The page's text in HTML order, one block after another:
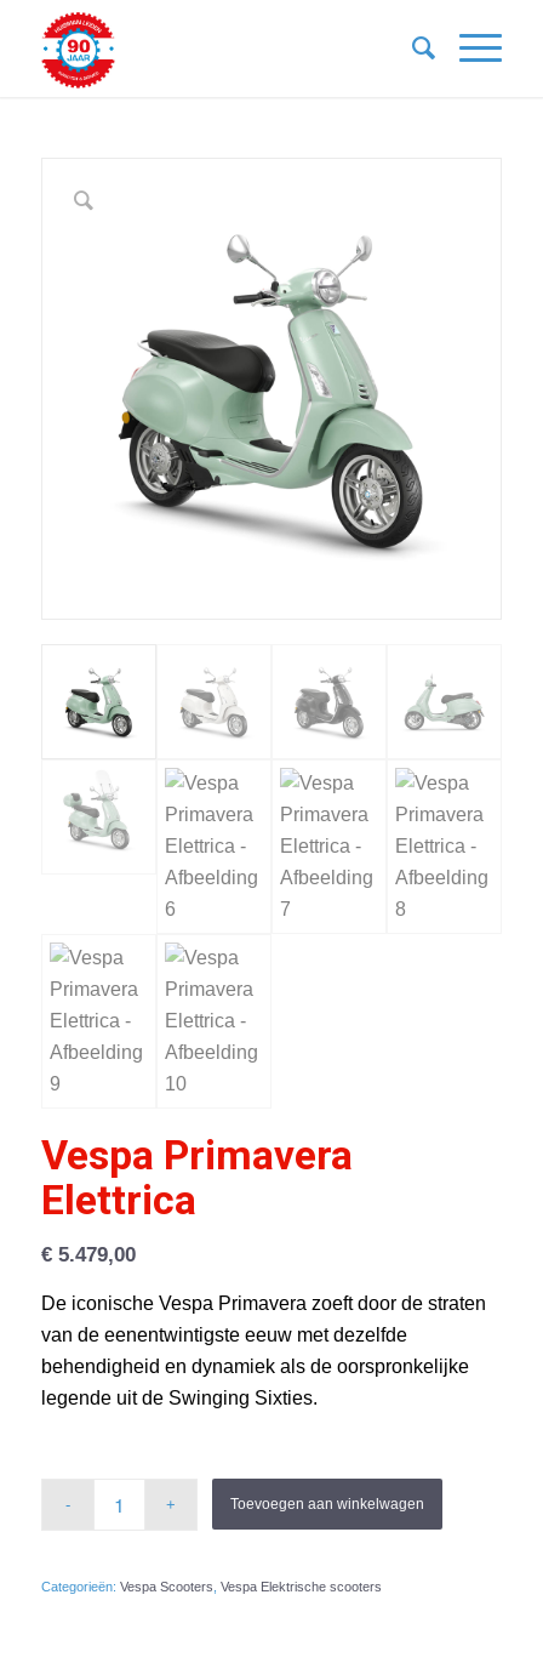
Vespa Primavera
Elettrica
€5.479,00
De iconische Vespa Primavera zoeft door de straten
van de eenentwintigste eeuw met dezelfde
behendigheid en dynamiek als de oorspronkelijke
legende uit de Swinging Sixties.
Toevoegen aan winkelwagen
Categorieën: Vespa Scooters Vespa Elektrische scooters